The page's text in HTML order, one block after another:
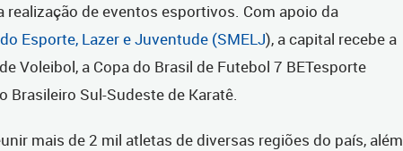
realização de eventos esportivos. Com apoio da
Esporte, Lazer e Juventude (SMELJ), a capital recebe a
Voleibol, a Copa do Brasil de Futebol 7 BETesporte
Brasileiro Sul-Sudeste de Karatê.
mais de 2 mil atletas de diversas regiões do país, além